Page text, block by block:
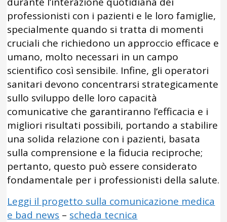
professionisti con i pazienti e le loro famiglie,
specialmente quando si tratta di momenti
cruciali che richiedono un approccio efficace e
umano, molto necessari in un campo
scientifico così sensibile. Infine, gli operatori
sanitari devono concentrarsi strategicamente
sullo sviluppo delle loro capacità
comunicative che garantiranno l’efficacia e i
migliori risultati possibili, portando a stabilire
una solida relazione con i pazienti, basata
sulla comprensione e la fiducia reciproche;
pertanto, questo può essere considerato
fondamentale per i professionisti della salute.
Leggi il progetto sulla comunicazione medica
e bad news – scheda tecnica